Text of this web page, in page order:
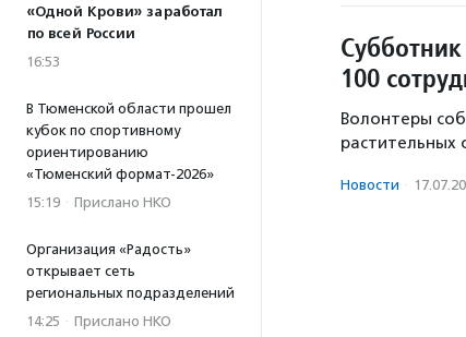
«Одной Крови» заработал
по всей России
16:53
В Тюменской области прошел
кубок по спортивному
ориентированию
«Тюменский формат-2026»
15:19 · Прислано НКО
Организация «Радость»
открывает сеть
региональных подразделений
14:25 · Прислано НКО
100
Волонтеры
растительных
Новости ·